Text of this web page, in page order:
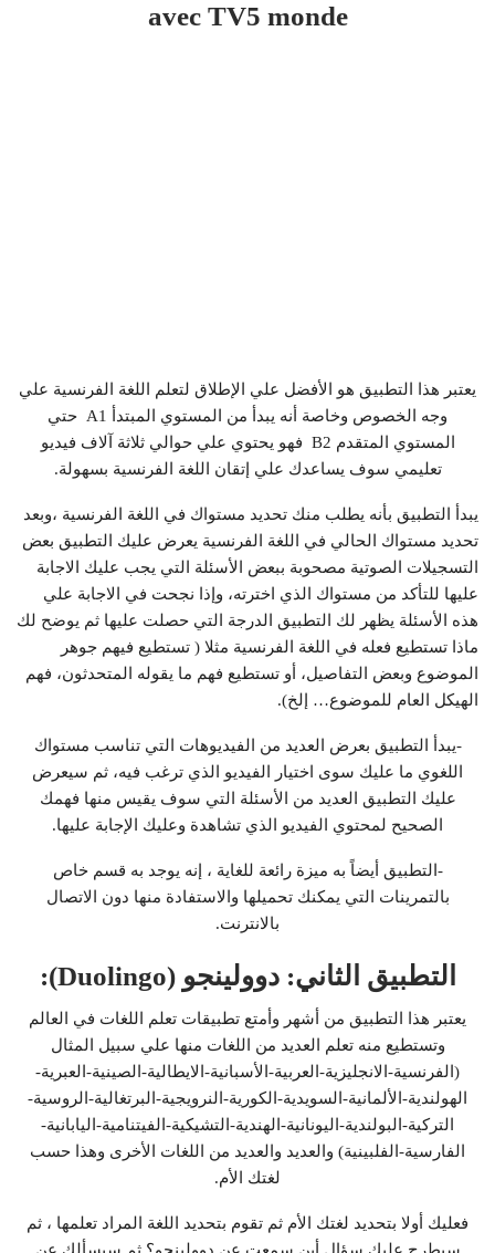
avec TV5 monde
يعتبر هذا التطبيق هو الأفضل علي الإطلاق لتعلم اللغة الفرنسية علي
وجه الخصوص وخاصة أنه يبدأ من المستوي المبتدأ A1 حتي
المستوي المتقدم B2 فهو يحتوي علي حوالي ثلاثة آلاف فيديو
تعليمي سوف يساعدك علي إتقان اللغة الفرنسية بسهولة.
يبدأ التطبيق بأنه يطلب منك تحديد مستواك في اللغة الفرنسية ،وبعد
تحديد مستواك الحالي في اللغة الفرنسية يعرض عليك التطبيق بعض
التسجيلات الصوتية مصحوبة ببعض الأسئلة التي يجب عليك الاجابة
عليها للتأكد من مستواك الذي اخترته، وإذا نجحت في الاجابة علي
هذه الأسئلة يظهر لك التطبيق الدرجة التي حصلت عليها ثم يوضح لك
ماذا تستطيع فعله في اللغة الفرنسية مثلا ( تستطيع فيهم جوهر
الموضوع وبعض التفاصيل، أو تستطيع فهم ما يقوله المتحدثون، فهم
الهيكل العام للموضوع… إلخ).
-يبدأ التطبيق بعرض العديد من الفيديوهات التي تناسب مستواك
اللغوي ما عليك سوى اختيار الفيديو الذي ترغب فيه، ثم سيعرض
عليك التطبيق العديد من الأسئلة التي سوف يقيس منها فهمك
الصحيح لمحتوي الفيديو الذي تشاهدة وعليك الإجابة عليها.
-التطبيق أيضاً به ميزة رائعة للغاية ، إنه يوجد به قسم خاص
بالتمرينات التي يمكنك تحميلها والاستفادة منها دون الاتصال
بالانترنت.
التطبيق الثاني: دوولينجو (Duolingo):
يعتبر هذا التطبيق من أشهر وأمتع تطبيقات تعلم اللغات في العالم
وتستطيع منه تعلم العديد من اللغات منها علي سبيل المثال
(الفرنسية-الانجليزية-العربية-الأسبانية-الايطالية-الصينية-العبرية-
الهولندية-الألمانية-السويدية-الكورية-النرويجية-البرتغالية-الروسية-
التركية-البولندية-اليونانية-الهندية-التشيكية-الفيتنامية-اليابانية-
الفارسية-الفلبينية) والعديد والعديد من اللغات الأخرى وهذا حسب
لغتك الأم.
فعليك أولا بتحديد لغتك الأم ثم تقوم بتحديد اللغة المراد تعلمها ، ثم